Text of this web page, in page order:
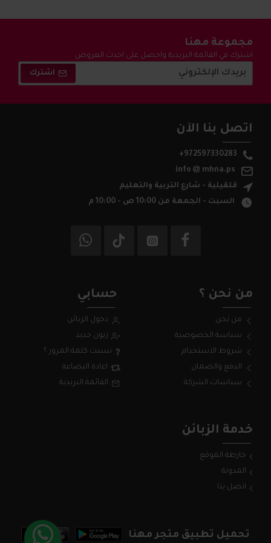
مجموعة مهنا
اشترك في القائمة البريدية واحصل على احدث العروض
والتخفيضات !
اشترك
اتصل بنا الآن
+972597330283
info
mhna.ps
قلقيلية - شارع التربية والتعليم
السبت - الجمعة من 10:00 ص - 10:00 م
من نحن ؟
من نحن
سياسة الخصوصية
شروط الاستخدام
الدفع والضمان
سياسات الشركة
حسابي
دخول الزبائن
زبون جديد
نسيت كلمة المرور ؟
اعادة البضاعة
القائمة البريدية
خدمة الزبائن
خارطة الموقع
المدونة
اتصل بنا
تحميل تطبيق متجر مهنا